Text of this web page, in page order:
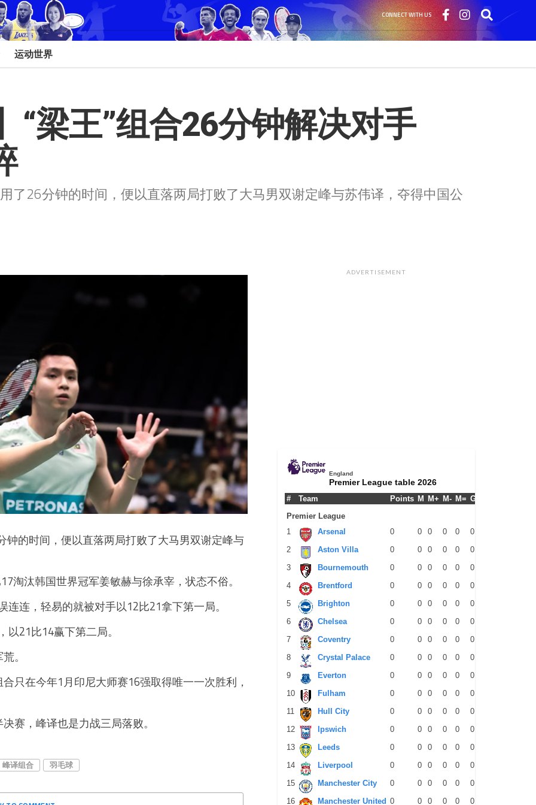
CONNECT WITH US
运动世界
“梁王”组合26分钟解决对手
了26分钟的时间，便以直落两局打败了大马男双谢定峰与苏伟译，夺得中国公
钟的时间，便以直落两局打败了大马男双谢定峰与
17淘汰韩国世界冠军姜敏赫与徐承宰，状态不俗。
连连，轻易的就被对手以12比21拿下第一局。
以21比14赢下第二局。
。
只在今年1月印尼大师赛16强取得唯一一次胜利，
赛，峰译也是力战三局落败。
峰译组合 羽毛球
ADVERTISEMENT
England
Premier League table 2026
# Team Points M M+ M- M= G+
Premier League
1
Arsenal 0 0 0 0 0 0
2
Aston Villa 0 0 0 0 0 0
3
Bournemouth 0 0 0 0 0 0
4
Brentford 0 0 0 0 0 0
5
Brighton 0 0 0 0 0 0
6
Chelsea 0 0 0 0 0 0
7
Coventry 0 0 0 0 0 0
8
Crystal Palace 0 0 0 0 0 0
9
Everton 0 0 0 0 0 0
10
Fulham 0 0 0 0 0 0
11
Hull City 0 0 0 0 0 0
12
Ipswich 0 0 0 0 0 0
13
Leeds 0 0 0 0 0 0
14
Liverpool 0 0 0 0 0 0
15
Manchester City 0 0 0 0 0 0
16
Manchester United 0 0 0 0 0 0